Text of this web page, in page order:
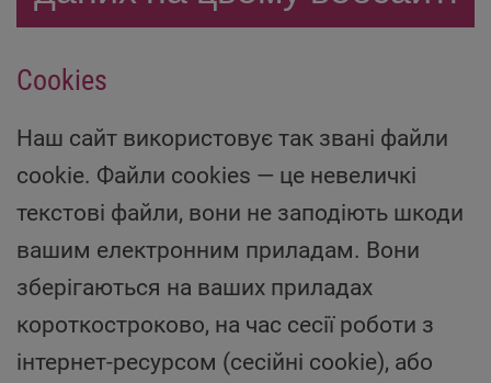
Cookies
Наш сайт використовує так звані файли
cookie. Файли cookies — це невеличкі
текстові файли, вони не заподіють шкоди
вашим електронним приладам. Вони
зберігаються на ваших приладах
короткостроково, на час сесії роботи з
інтернет-ресурсом (сесійні cookie), або